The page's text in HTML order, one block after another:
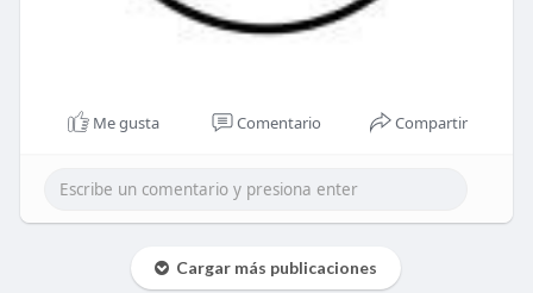
Me gusta Comentario Compartir
Cargar más publicaciones